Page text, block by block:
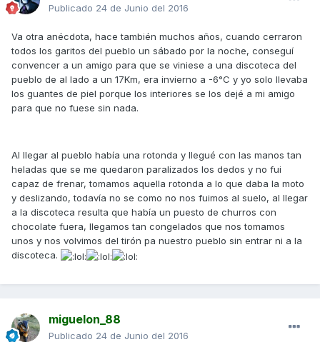
Publicado 24 de Junio del 2016
Va otra anécdota, hace también muchos años, cuando cerraron
todos los garitos del pueblo un sábado por la noche, conseguí
convencer a un amigo para que se viniese a una discoteca del
pueblo de al lado a un 17Km, era invierno a -6°C y yo solo llevaba
los guantes de piel porque los interiores se los dejé a mi amigo
para que no fuese sin nada.
Al llegar al pueblo había una rotonda y llegué con las manos tan
heladas que se me quedaron paralizados los dedos y no fui
capaz de frenar, tomamos aquella rotonda a lo que daba la moto
y deslizando, todavía no se como no nos fuimos al suelo, al llegar
a la discoteca resulta que había un puesto de churros con
chocolate fuera, llegamos tan congelados que nos tomamos
unos y nos volvimos del tirón pa nuestro pueblo sin entrar ni a la
discoteca.
miguelon_88
Publicado 24 de Junio del 2016